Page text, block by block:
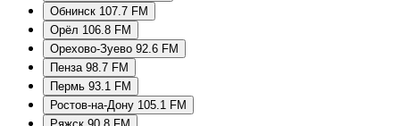
Обнинск 107.7 FM
Орёл 106.8 FM
Орехово-Зуево 92.6 FM
Пенза 98.7 FM
Пермь 93.1 FM
Ростов-на-Дону 105.1 FM